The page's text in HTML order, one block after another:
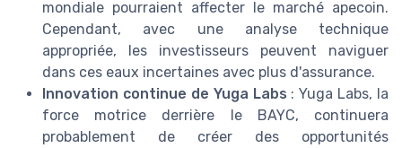
mondiale pourraient affecter le marché apecoin.
Cependant, avec une analyse technique
appropriée, les investisseurs peuvent naviguer
dans ces eaux incertaines avec plus d'assurance.
Innovation continue de Yuga Labs : Yuga Labs, la
force motrice derrière le BAYC, continuera
probablement de créer des opportunités